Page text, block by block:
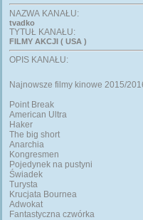
NAZWA KANAŁU:
tvadko
TYTUŁ KANAŁU:
FILMY AKCJI ( USA )
OPIS KANAŁU:
Najnowsze filmy kinowe 2015/
Point Break
American Ultra
Haker
The big short
Anarchia
Kongresmen
Pojedynek na pustyni
Świadek
Turysta
Krucjata Bournea
Adwokat
Fantastyczna czwórka